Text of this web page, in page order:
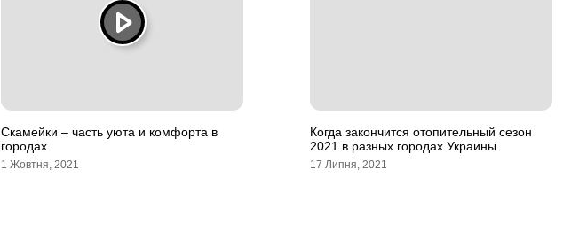
Скамейки – часть уюта и комфорта в
городах
1 Жовтня, 2021
Когда закончится отопительный сезон
2021 в разных городах Украины
17 Липня, 2021